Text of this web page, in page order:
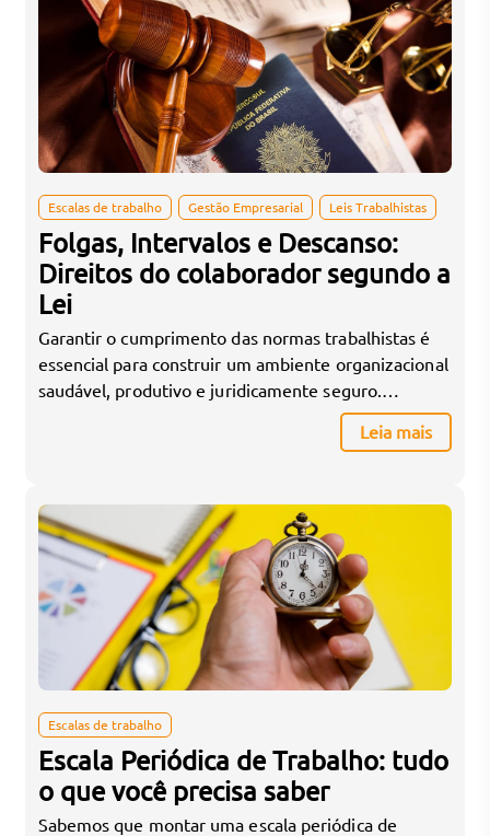
recorrentes em ações judiciais. […]
Escalas de trabalho Gestão Empresarial Leis Trabalhistas
Folgas, Intervalos e Descanso:
Direitos do colaborador segundo a
Lei
Garantir o cumprimento das normas trabalhistas é
essencial para construir um ambiente organizacional
saudável, produtivo e juridicamente seguro.
Questões como folgas semanais, pausas para
descanso e intervalos intrajornada são muitas vezes
bem-estar dos colaboradores. A PontoVit, como
especialista em […]
Leia mais
Escalas de trabalho
Escala Periódica de Trabalho: tudo
o que você precisa saber
Sabemos que montar uma escala periódica de